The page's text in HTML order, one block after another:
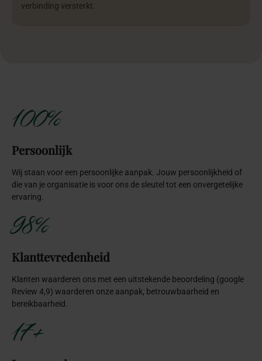
verbinding versterkt.
100%
Persoonlijk
Wij staan voor een persoonlijke aanpak. Jouw persoonlijkheid of
die van je organisatie is voor ons de sleutel tot een onvergetelijke
ervaring.
98%
Klanttevredenheid
Klanten waarderen ons met een uitstekende beoordeling (google
Review 4,9) waarderen onze aanpak, betrouwbaarheid en
bereikbaarheid.
17+